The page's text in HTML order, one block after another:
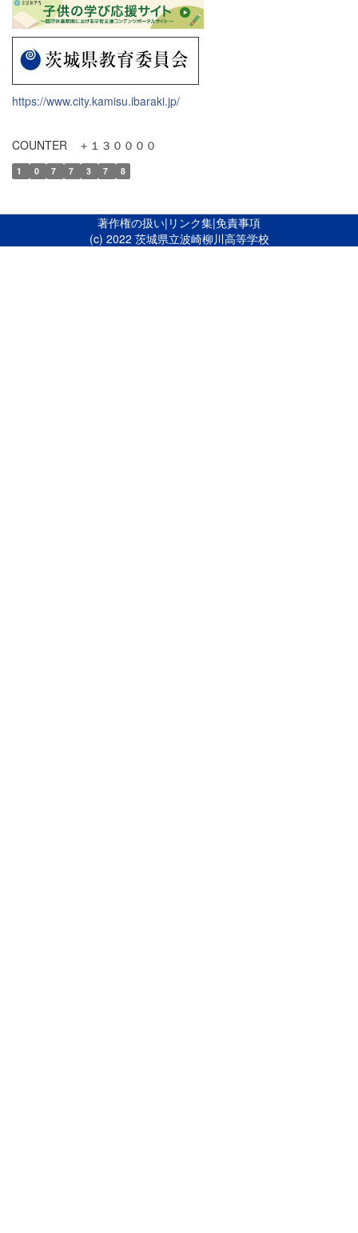
https://www.city.kamisu.ibaraki.jp/
COUNTER ＋１３００００
1 0 7 7 3 7 8
著作権の扱い| リンク集|免責事項
(c) 2022 茨城県立波崎柳川高等学校